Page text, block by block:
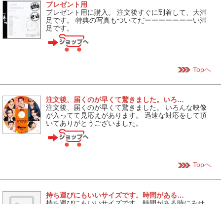
プレゼント用
プレゼント用に購入。 注文後すぐに到着して、大満
足です。 特典の写真もついてだーーーーーーーい満
足です。
Topへ
注文後、届くのが早くて驚きました。いろ…
注文後、届くのが早くて驚きました。 いろんな映像
が入ってて見応えがあります。 迅速な対応をして頂
いてありがとうございました。
Topへ
持ち運びにもいいサイズです。時間がある…